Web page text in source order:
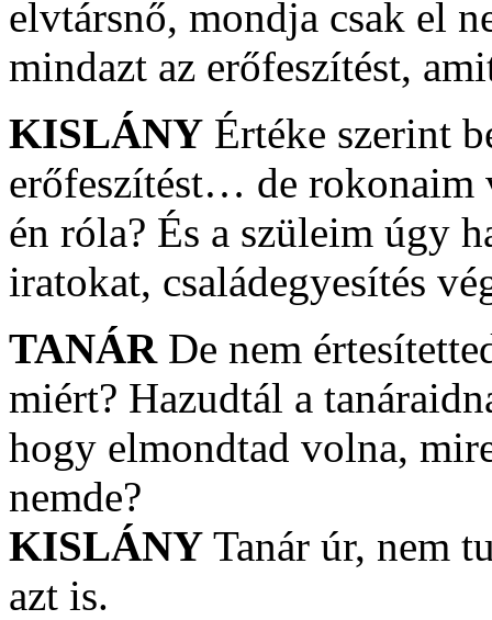
elvtársnő, mondja csak el
mindazt az erőfeszítést,
KISLÁNY Értéke szerint
erőfeszítést… de rokonaim
én róla? És a szüleim úgy
iratokat, családegyesítés
TANÁRDe nem
miért? Hazudtál a
hogy elmondtad volna,
nemde?
KISLÁNY Tanár úr, nem
azt is.